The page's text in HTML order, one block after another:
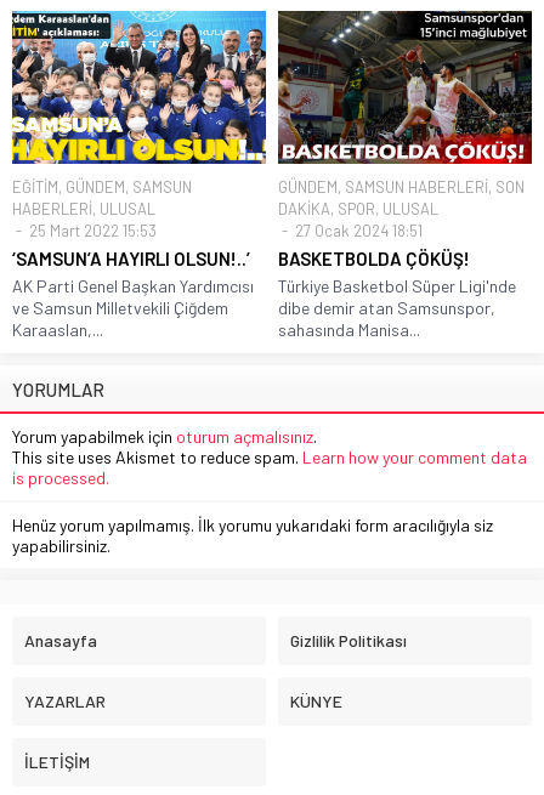
EĞİTİM, GÜNDEM, SAMSUN
HABERLERİ, ULUSAL
25 Mart 2022 15:53
‘SAMSUN’A HAYIRLI OLSUN!..’
AK Parti Genel Başkan Yardımcısı
ve Samsun Milletvekili Çiğdem
Karaaslan,...
GÜNDEM, SAMSUN HABERLERİ, SON
DAKİKA, SPOR, ULUSAL
27 Ocak 2024 18:51
BASKETBOLDA ÇÖKÜŞ!
Türkiye Basketbol Süper Ligi'nde
dibe demir atan Samsunspor,
sahasında Manisa...
YORUMLAR
Yorum yapabilmek için oturum açmalısınız.
This site uses Akismet to reduce spam. Learn how your comment data
is processed.
Henüz yorum yapılmamış. İlk yorumu yukarıdaki form aracılığıyla siz
yapabilirsiniz.
Anasayfa Gizlilik Politikası
YAZARLAR KÜNYE
İLETİŞİM